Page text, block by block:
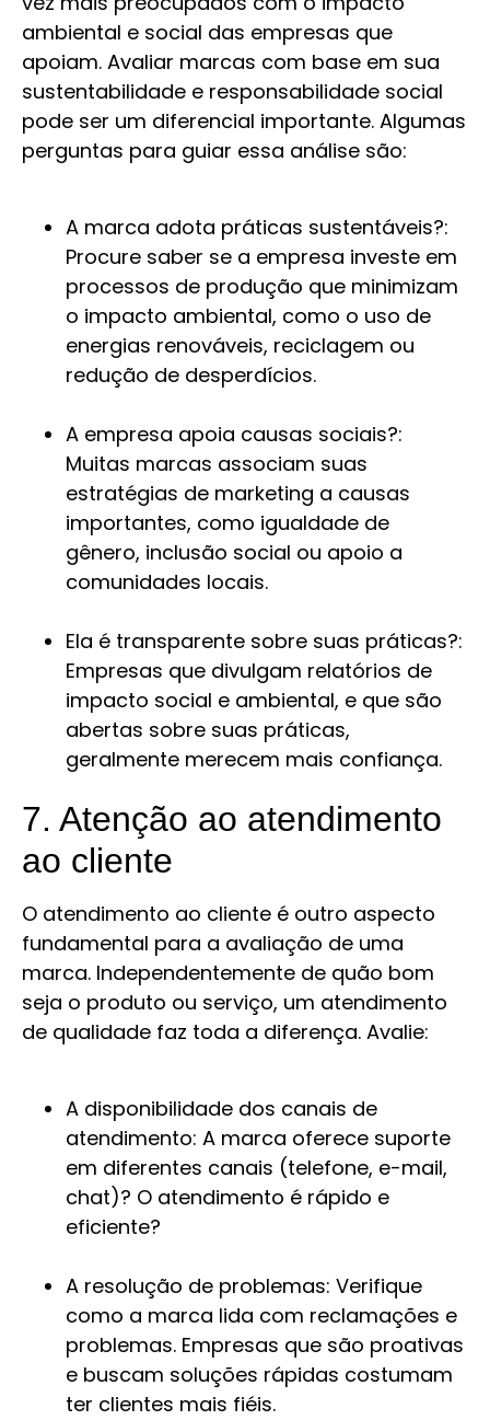
ambiental e social das empresas que
apoiam. Avaliar marcas com base em sua
sustentabilidade e responsabilidade social
pode ser um diferencial importante. Algumas
perguntas para guiar essa análise são:
A marca adota práticas sustentáveis?:
Procure saber se a empresa investe em
processos de produção que minimizam
o impacto ambiental, como o uso de
energias renováveis, reciclagem ou
redução de desperdícios.
A empresa apoia causas sociais?:
Muitas marcas associam suas
estratégias de marketing a causas
importantes, como igualdade de
gênero, inclusão social ou apoio a
comunidades locais.
Ela é transparente sobre suas práticas?:
Empresas que divulgam relatórios de
impacto social e ambiental, e que são
abertas sobre suas práticas,
geralmente merecem mais confiança.
7. Atenção ao atendimento
ao cliente
O atendimento ao cliente é outro aspecto
fundamental para a avaliação de uma
marca. Independentemente de quão bom
seja o produto ou serviço, um atendimento
de qualidade faz toda a diferença. Avalie:
A disponibilidade dos canais de
atendimento: A marca oferece suporte
em diferentes canais (telefone, e-mail,
chat)? O atendimento é rápido e
eficiente?
A resolução de problemas: Verifique
como a marca lida com reclamações e
problemas. Empresas que são proativas
e buscam soluções rápidas costumam
ter clientes mais fiéis.